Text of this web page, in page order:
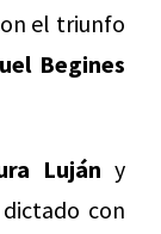
el triunfo
Begines
Luján y
con